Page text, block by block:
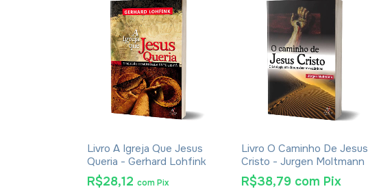
Livro A Igreja Que Jesus
Queria - Gerhard Lohfink
R$28,12 comPix
Livro O Caminho De Jesus
Cristo - Jurgen Moltmann
R$38,79 com Pix